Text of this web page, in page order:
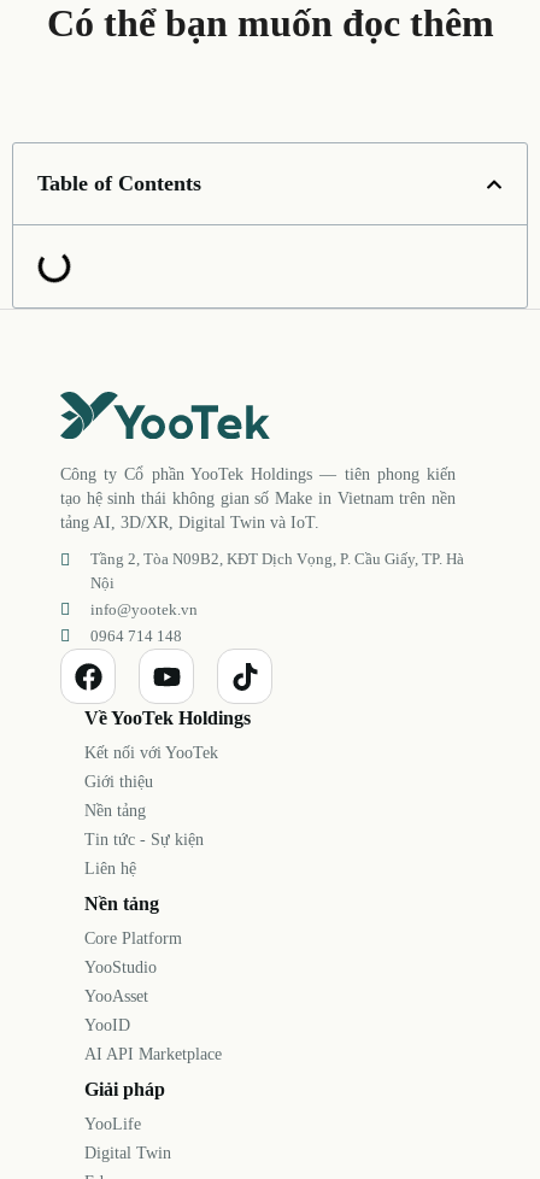
Có thể bạn muốn đọc thêm
Table of Contents
Công ty Cổ phần YooTek Holdings — tiên phong kiến
tạo hệ sinh thái không gian số Make in Vietnam trên nền
tảng AI, 3D/XR, Digital Twin và IoT.
Tầng 2, Tòa N09B2, KĐT Dịch Vọng, P. Cầu Giấy, TP. Hà
Nội
info@yootek.vn
0964 714 148
Về YooTek Holdings
Kết nối với YooTek
Giới thiệu
Nền tảng
Tin tức - Sự kiện
Liên hệ
Nền tảng
Core Platform
YooStudio
YooAsset
YooID
AI API Marketplace
Giải pháp
YooLife
Digital Twin